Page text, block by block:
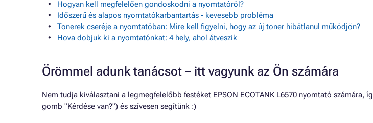
Hogyan kell megfelelően gondoskodni a nyomtatóról?
Időszerű és alapos nyomtatókarbantartás - kevesebb probléma
Tonerek cseréje a nyomtatóban: Mire kell figyelni, hogy az új toner hibátlanul működjön?
Hova dobjuk ki a nyomtatónkat: 4 hely, ahol átveszik
Örömmel adunk tanácsot – itt vagyunk az Ön számára
Nem tudja kiválasztani a legmegfelelőbb festéket EPSON ECOTANK L6570 nyomtató
gomb "Kérdése van?") és szívesen segítünk :)